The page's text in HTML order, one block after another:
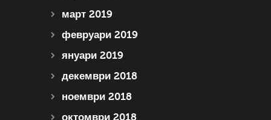
март 2019
февруари 2019
януари 2019
декември 2018
ноември 2018
октомври 2018